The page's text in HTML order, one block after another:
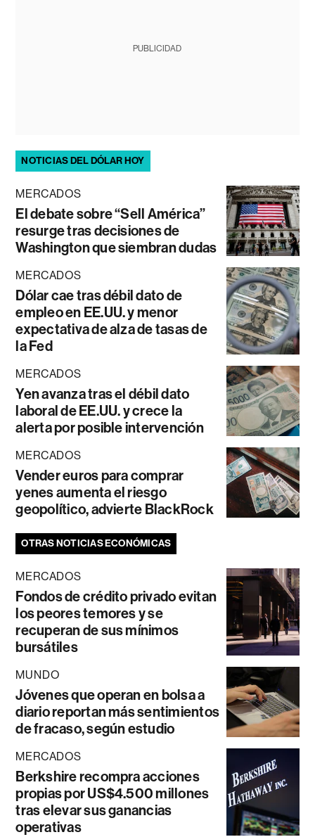
PUBLICIDAD
NOTICIAS DEL DÓLAR HOY
MERCADOS
El debate sobre “Sell América”
resurge tras decisiones de
Washington que siembran dudas
MERCADOS
Dólar cae tras débil dato de
empleo en EE.UU. y menor
expectativa de alza de tasas de
la Fed
MERCADOS
Yen avanza tras el débil dato
laboral de EE.UU. y crece la
alerta por posible intervención
MERCADOS
Vender euros para comprar
yenes aumenta el riesgo
geopolítico, advierte BlackRock
OTRAS NOTICIAS ECONÓMICAS
MERCADOS
Fondos de crédito privado evitan
los peores temores y se
recuperan de sus mínimos
bursátiles
MUNDO
Jóvenes que operan en bolsa a
diario reportan más sentimientos
de fracaso, según estudio
MERCADOS
Berkshire recompra acciones
propias por US$4.500 millones
tras elevar sus ganancias
operativas